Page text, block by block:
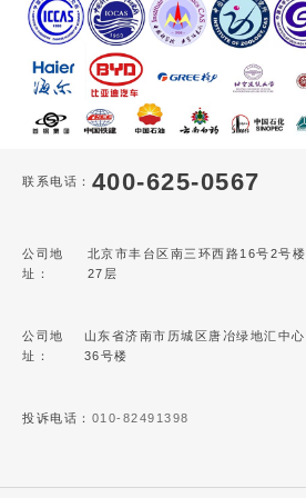
联系电话： 400-625-0567
公司地
址：
北京市丰台区南三环西路16号2号楼
27层
公司地
址：
山东省济南市历城区唐冶绿地汇中心
36号楼
投诉电话： 010-82491398